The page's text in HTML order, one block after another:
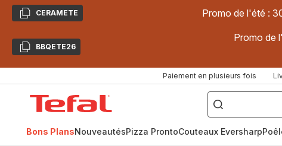
CopierCERAMETE Promo de l'été :
CopierBBQETE26
Promo de
Paiement en plusieurs fois
["Poêles
inox,
Cake
Factory,
Bons PlansNouveautésPizza ProntoCouteaux Eversharp